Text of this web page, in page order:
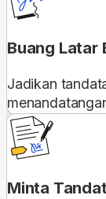
Buang Latar
Jadikan
Minta